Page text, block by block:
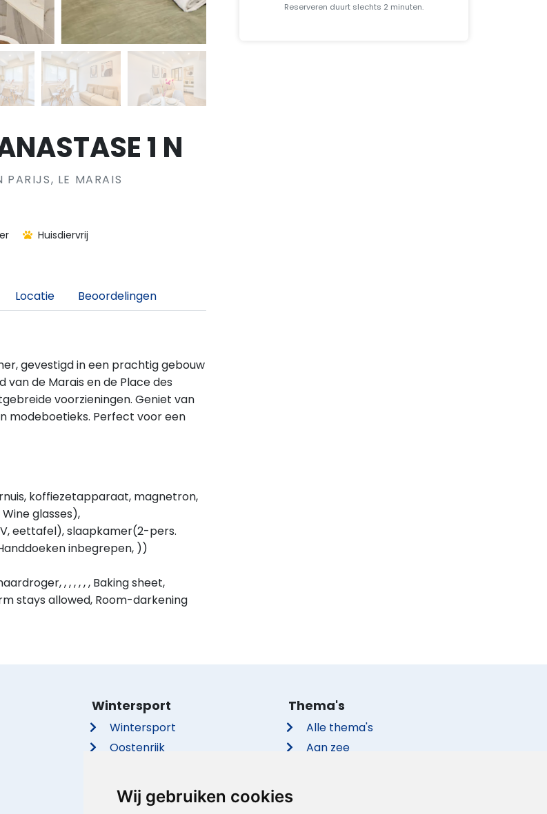
Wij gebruiken cookies
1 N
LE MARAIS
Huisdiervrij
Locatie Beoordelingen
gevestigd in een prachtig gebouw
de Marais en de Place des
voorzieningen. Geniet van
modeboetieks. Perfect voor een
koffiezetapparaat, magnetron,
glasses),
eettafel), slaapkamer(2-pers.
inbegrepen, ))
, , , , , , Baking sheet,
stays allowed, Room-darkening
Reserveren duurt slechts 2 minuten.
Wintersport
Wintersport
Oostenrijk
Italië
Duitsland
Thema's
Alle thema's
Aan zee